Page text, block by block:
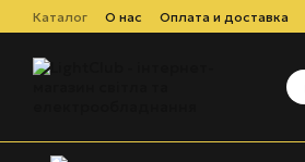
Перейти к основному контенту
Каталог О нас Оплата и доставка